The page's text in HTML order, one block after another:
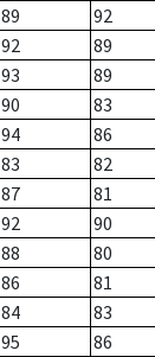
89 92
92 89
93 89
90 83
94 86
83 82
87 81
92 90
88 80
86 81
84 83
95 86